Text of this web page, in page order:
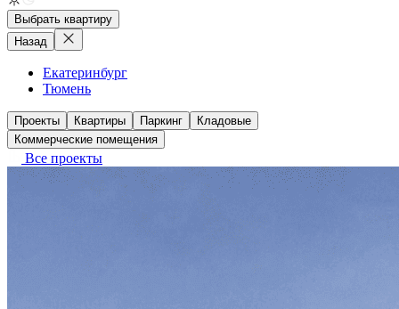
Выбрать квартиру
Назад
Екатеринбург
Тюмень
Проекты Квартиры Паркинг
Кладовые
Коммерческие помещения
Все проекты